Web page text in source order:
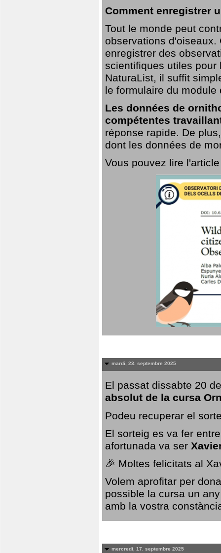
Comment enregistrer
Tout le monde peut
observations
enregistrer des
scientifiques utiles pour
NaturaList, il suffit
le formulaire du module
Les données de
compétentes
réponse rapide. De
dont les données de
Vous pouvez lire
mardi, 23. septembre 2025
El passat dissabte 20
absolut de la cursa
Podeu recuperar el
El sorteig es va fer
afortunada va ser
🎉 Moltes felicitats al
Volem aprofitar per
possible la cursa un
amb la vostra
mercredi, 17. septembre 2025